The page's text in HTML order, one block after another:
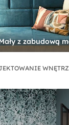
WNĘTRZ